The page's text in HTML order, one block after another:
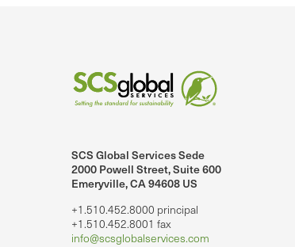
SCS Global Services Sede
2000 Powell Street, Suite 600
Emeryville, CA 94608 US
+1.510.452.8000 principal
+1.510.452.8001 fax
info@scsglobalservices.com
no LinkedIn.
SCS Global Services no YouTube